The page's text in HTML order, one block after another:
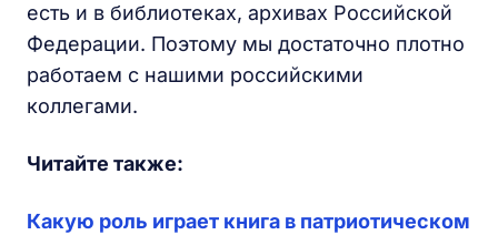
есть и в библиотеках, архивах Российской
Федерации. Поэтому мы достаточно плотно
работаем с нашими российскими
коллегами.
Читайте также:
Какую роль играет книга в патриотическом